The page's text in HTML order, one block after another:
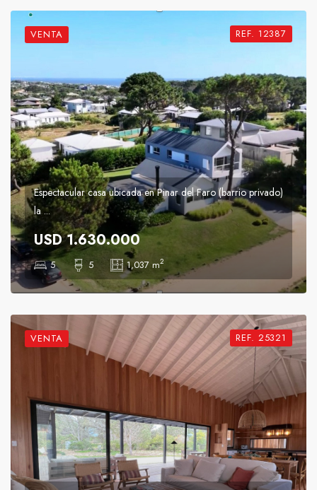
VENTA REF. 12387
Espectacular casa ubicada en Pinar del Faro (barrio privado)
la ...
USD 1.630.000
5 5 1,037 m2
VENTA REF. 25321